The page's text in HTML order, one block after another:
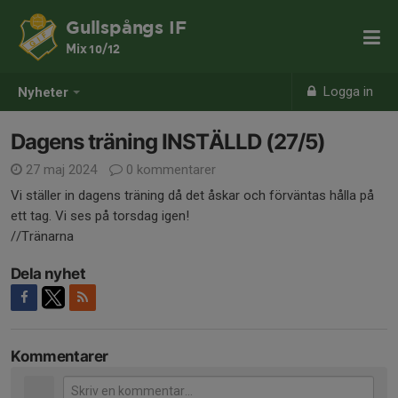
Nyheter Logga in
Gullspångs IF
Mix 10/12
Dagens träning INSTÄLLD (27/5)
27 maj 2024
0 kommentarer
Vi ställer in dagens träning då det åskar och förväntas hålla på
ett tag. Vi ses på torsdag igen!
//Tränarna
Dela nyhet
Kommentarer